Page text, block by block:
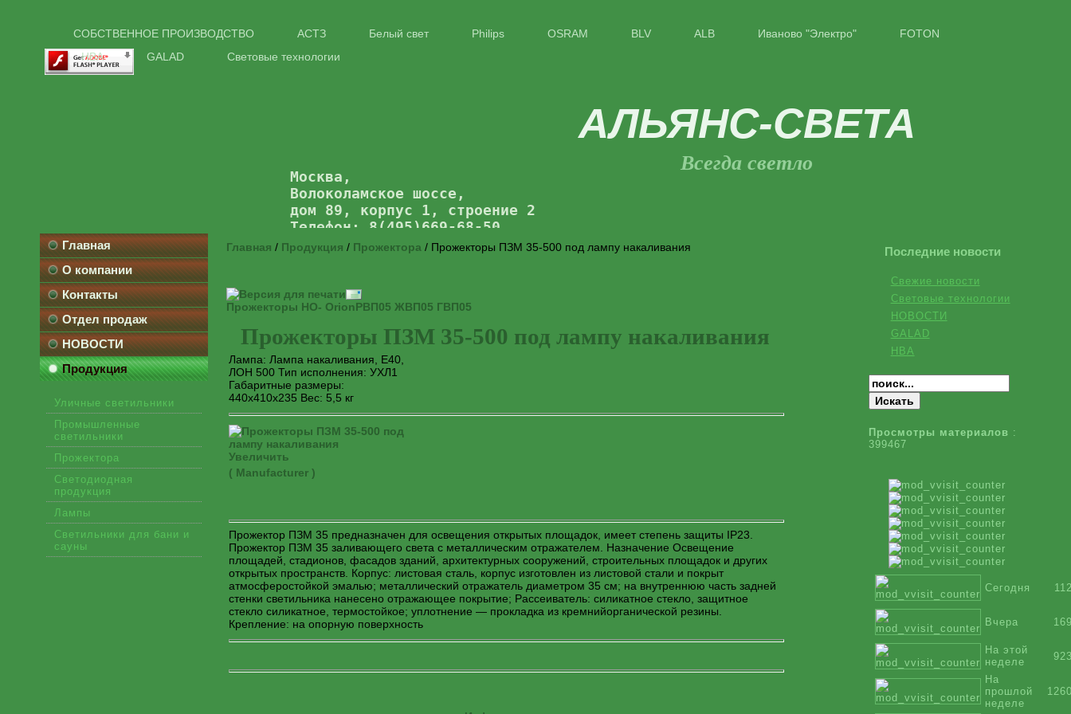
СОБСТВЕННОЕ ПРОИЗВОДСТВО АСТЗ Белый свет Philips OSRAM BLV ALB Иваново "Электро"
FOTON
НВА
GALAD Световые технологии
Москва,
Волоколамское шоссе,
дом 89, корпус 1, строение 2
Телефон: 8(495)669-68-50
АЛЬЯНС-СВЕТА
Всегда светло
Главная
О компании
Контакты
Отдел продаж
НОВОСТИ
Продукция
Уличные светильники
Промышленные
светильники
Прожектора
Светодиодная
продукция
Лампы
Светильники для бани и
сауны
Главная / Продукция / Прожектора / Прожекторы ПЗМ 35-500 под лампу накаливания
Прожекторы НО- OrionРВП05 ЖВП05 ГВП05
Прожекторы ПЗМ 35-500 под лампу накаливания
Лампа: Лампа накаливания, Е40,
ЛОН 500 Тип исполнения: УХЛ1
Габаритные размеры:
440х410х235 Вес: 5,5 кг
Увеличить
( Manufacturer )
Прожектор ПЗМ 35 предназначен для освещения открытых площадок, имеет степень защиты IP23.
Прожектор ПЗМ 35 заливающего света с металлическим отражателем. Назначение Освещение
площадей, стадионов, фасадов зданий, архитектурных сооружений, строительных площадок и других
открытых пространств. Корпус: листовая сталь, корпус изготовлен из листовой стали и покрыт
атмосферостойкой эмалью; металлический отражатель диаметром 35 см; на внутреннюю часть задней
стенки светильника нанесено отражающее покрытие; Рассеиватель: силикатное стекло, защитное
стекло силикатное, термостойкое; уплотнение — прокладка из кремнийорганической резины.
Крепление: на опорную поверхность
Последние новости
Свежие новости
Световые технологии
НОВОСТИ
GALAD
НВА
Просмотры материалов :
399467
Сегодня
Вчера
На этой
неделе
На
прошлой
неделе